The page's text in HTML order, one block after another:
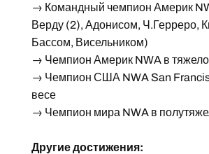
→ Командный чемпион Америк
Верду (2), Адонисом, Ч.Герреро,
Бассом, Висельником)
→ Чемпион Америк NWA в
→ Чемпион США NWA San
весе
→ Чемпион мира NWA в
Другие достижения: